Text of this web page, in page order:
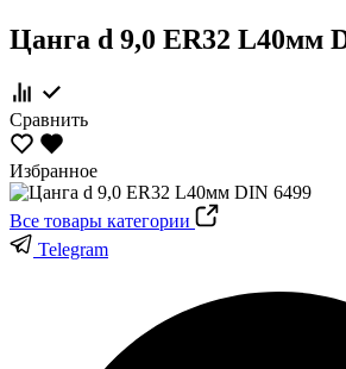
Цанга d 9,0 ER32 L40мм
Сравнить
Избранное
Все товары категории
Telegram